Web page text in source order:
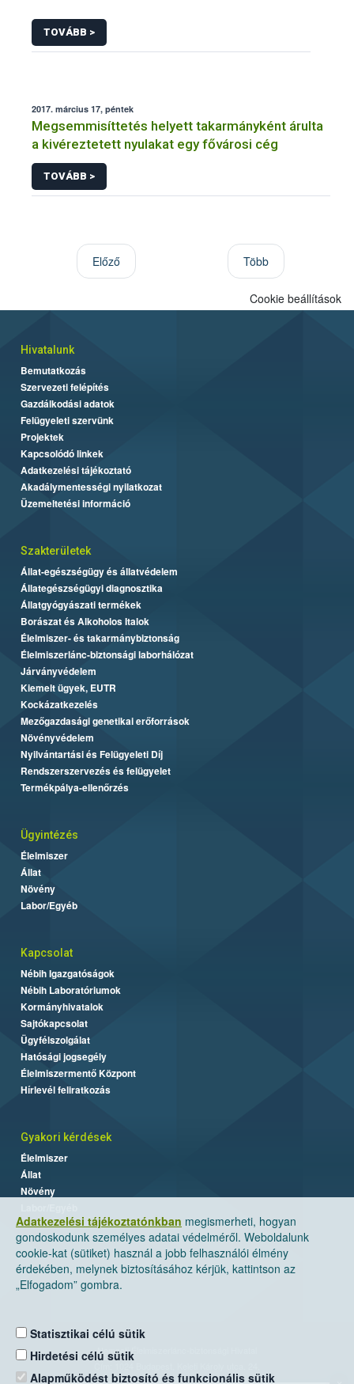
TOVÁBB >
2017. március 17, péntek
Megsemmisíttetés helyett takarmányként árulta
a kivéreztetett nyulakat egy fővárosi cég
TOVÁBB >
Előző Több
Adatkezelési tájékoztatónkban megismerheti, hogyan
gondoskodunk személyes adatai védelméről. Weboldalunk
cookie-kat (sütiket) használ a jobb felhasználói élmény
érdekében, melynek biztosításához kérjük, kattintson az
„Elfogadom” gombra.
Statisztikai célú sütik
Hirdetési célú sütik
Alapműködést biztosító és funkcionális sütik
Cookie beállítások
Hivatalunk
Bemutatkozás
Szervezeti felépítés
Gazdálkodási adatok
Felügyeleti szervünk
Projektek
Kapcsolódó linkek
Adatkezelési tájékoztató
Akadálymentességi nyilatkozat
Üzemeltetési információ
Szakterületek
Állat-egészségügy és állatvédelem
Állategészségügyi diagnosztika
Állatgyógyászati termékek
Borászat és Alkoholos Italok
Élelmiszer- és takarmánybiztonság
Élelmiszerlánc-biztonsági laborhálózat
Járványvédelem
Kiemelt ügyek, EUTR
Kockázatkezelés
Mezőgazdasági genetikai erőforrások
Növényvédelem
Nyilvántartási és Felügyeleti Díj
Rendszerszervezés és felügyelet
Termékpálya-ellenőrzés
Ügyintézés
Élelmiszer
Állat
Növény
Labor/Egyéb
Kapcsolat
Nébih Igazgatóságok
Nébih Laboratóriumok
Kormányhivatalok
Sajtókapcsolat
Ügyfélszolgálat
Hatósági jogsegély
Élelmiszermentő Központ
Hírlevél feliratkozás
Gyakori kérdések
Élelmiszer
Állat
Növény
Nemzeti Élelmiszerlánc-biztonsági Hivatal
Levelezési cím: 1525 Budapest. Pf. 30.